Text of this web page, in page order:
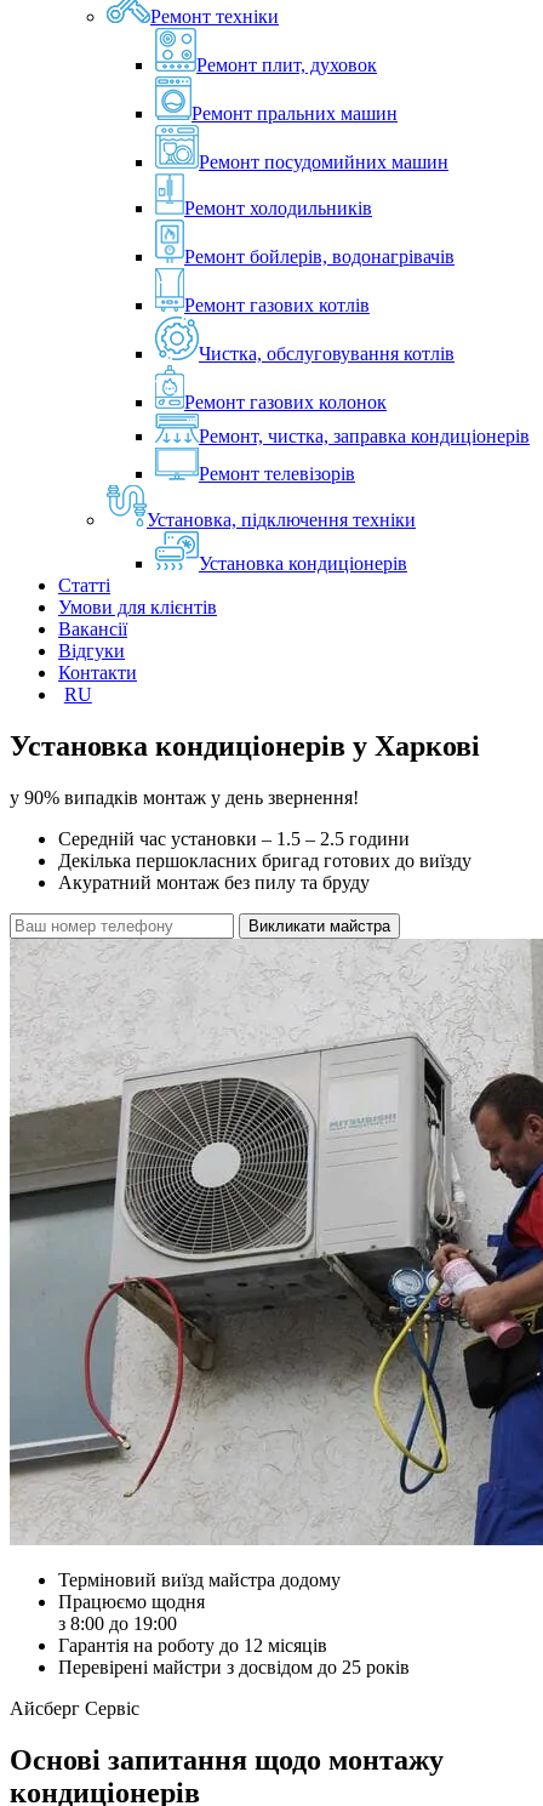
Ремонт техніки
Ремонт плит, духовок
Ремонт пральних машин
Ремонт посудомийних машин
Ремонт холодильників
Ремонт бойлерів, водонагрівачів
Ремонт газових котлів
Чистка, обслуговування котлів
Ремонт газових колонок
Ремонт, чистка, заправка кондиціонерів
Ремонт телевізорів
Установка, підключення техніки
Установка кондиціонерів
Статті
Умови для клієнтів
Вакансії
Відгуки
Контакти
RU
Установка кондиціонерів у Харкові
у 90% випадків монтаж у день звернення!
Середній час установки – 1.5 – 2.5 години
Декілька першокласних бригад готових до виїзду
Акуратний монтаж без пилу та бруду
Викликати майстра
Терміновий виїзд майстра додому
Працюємо щодня
з 8:00 до 19:00
Гарантія на роботу до 12 місяців
Перевірені майстри з досвідом до 25 років
Айсберг Сервіс
Основі запитання щодо монтажу
кондиціонерів